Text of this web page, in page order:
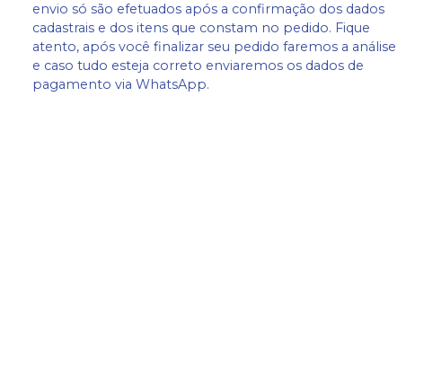
envio só são efetuados após a confirmação dos dados
cadastrais e dos itens que constam no pedido. Fique
atento, após você finalizar seu pedido faremos a análise
e caso tudo esteja correto enviaremos os dados de
pagamento via WhatsApp.